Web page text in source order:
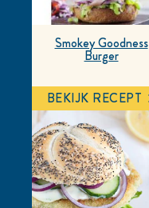
Smokey Goodness
Burger
BEKIJK RECEPT